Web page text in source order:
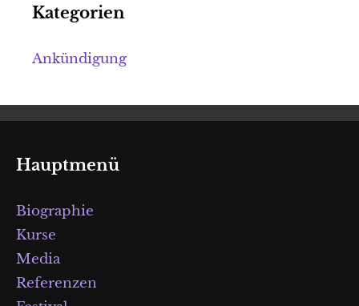
Kategorien
Ankündigung
Hauptmenü
Biographie
Kurse
Media
Referenzen